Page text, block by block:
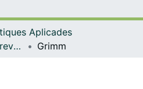
Navega per tot el DD
Aplicades
Articles publicats en revistes (Didàctiques Aplicades)
Grimm